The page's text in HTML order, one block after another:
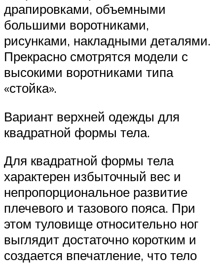
драпировками, объемными
большими воротниками,
рисунками, накладными деталями.
Прекрасно смотрятся модели с
высокими воротниками типа
«стойка».
Вариант верхней одежды для
квадратной формы тела.
Для квадратной формы тела
характерен избыточный вес и
непропорциональное развитие
плечевого и тазового пояса. При
этом туловище относительно ног
выглядит достаточно коротким и
создается впечатление, что тело